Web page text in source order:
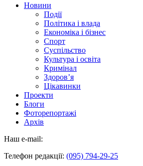
Новини
Події
Політика і влада
Економіка і бізнес
Спорт
Суспільство
Культура і освіта
Кримінал
Здоров’я
Цікавинки
Проекти
Блоги
Фоторепортажі
Архів
Наш e-mail:
Телефон редакції: (095) 794-29-25